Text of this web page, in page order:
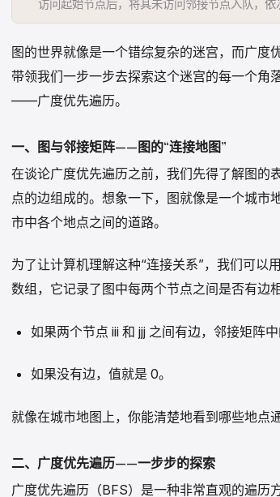
访问起始节点后，将其未访问邻接节点入队，依
空。文
图的世界就像是一个错综复杂的迷宫，而广度
带领我们一步一步去探索这个迷宫的每一个角
一、图与邻接矩阵——图的“连接地图”
在谈论广度优先遍历之前，我们先得了解图的
点的边组成的。想象一下，图就像是一个城市
为了让计算机理解这种“连接关系”，我们可以
二、广度优先遍历——一步步的探索